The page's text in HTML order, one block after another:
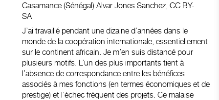
Casamance (Sénégal) Alvar Jones Sanchez, CC BY-
SA
J’ai travaillé pendant une dizaine d’années dans le
monde de la coopération internationale, essentiellement
sur le continent africain. Je m’en suis distancé pour
plusieurs motifs. L’un des plus importants tient à
l’absence de correspondance entre les bénéfices
associés à mes fonctions (en termes économiques et de
prestige) et l’échec fréquent des projets. Ce malaise